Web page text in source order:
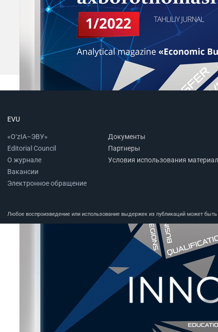
EVU
«O‘zIA–ЭВУ»
Editorial Council
О журнале
Вакансии
Электронное обращение
Документы
Партнеры
Условия использования
Любое воспроизведение или использование выдержек из публикаций может